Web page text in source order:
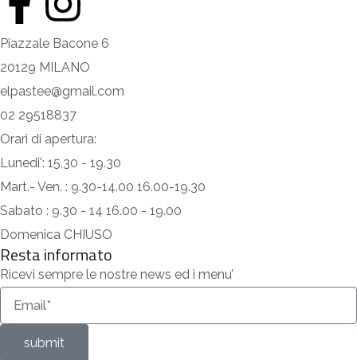
Resta informato
Ricevi sempre le nostre news ed i menu’
submit
Orari di apertura:
Lunedi': 15,30 - 19.30
Mart.- Ven. : 9.30-14.00 16.00-19.30
Sabato : 9.30 - 14 16.00 - 19.00
Domenica CHIUSO
Piazzale Bacone 6
20129 MILANO
elpastee@gmail.com
02 29518837